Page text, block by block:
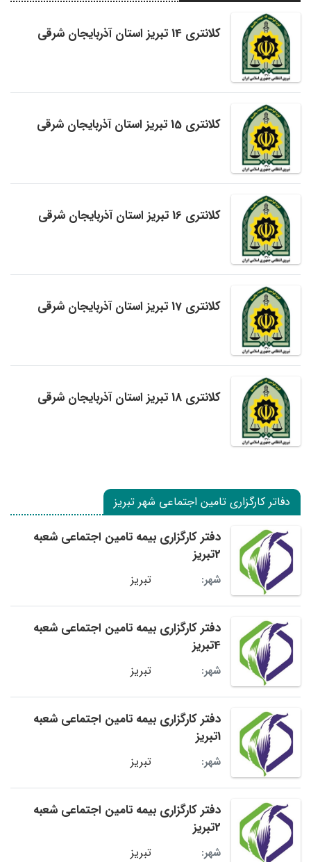
کلانتری 14 تبریز استان آذربایجان شرقی
کلانتری 15 تبریز استان آذربایجان شرقی
کلانتری 16 تبریز استان آذربایجان شرقی
کلانتری 17 تبریز استان آذربایجان شرقی
کلانتری 18 تبریز استان آذربایجان شرقی
دفاتر کارگزاری تامین اجتماعی شهر تبریز
دفتر کارگزاری بیمه تامین اجتماعی شعبه
2تبریز
شهر: تبریز
دفتر کارگزاری بیمه تامین اجتماعی شعبه
4تبریز
شهر: تبریز
دفتر کارگزاری بیمه تامین اجتماعی شعبه
1تبریز
شهر: تبریز
دفتر کارگزاری بیمه تامین اجتماعی شعبه
2تبریز
شهر: تبریز